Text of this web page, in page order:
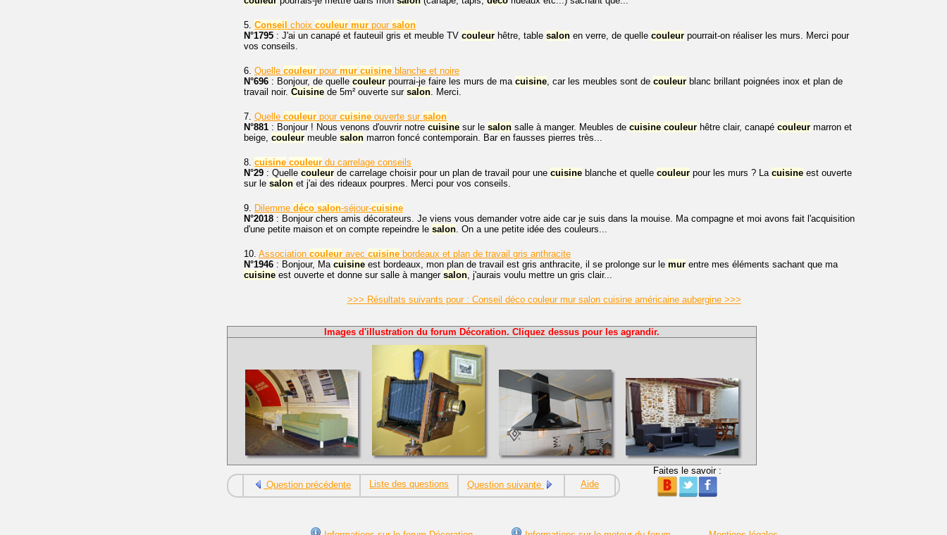
5. Conseil choix couleur mur pour salon
N°1795 : J'ai un canapé et fauteuil gris et meuble TV couleur hêtre, table salon en verre, de quelle couleur pourrait-on réaliser les murs. Merci pour
vos conseils.
6. Quelle couleur pour mur cuisine blanche et noire
N°696 : Bonjour, de quelle couleur pourrai-je faire les murs de ma cuisine, car les meubles sont de couleur blanc brillant poignées inox et plan de
travail noir. Cuisine de 5m² ouverte sur salon. Merci.
7. Quelle couleur pour cuisine ouverte sur salon
N°881 : Bonjour ! Nous venons d'ouvrir notre cuisine sur le salon salle à manger. Meubles de cuisine couleur hêtre clair, canapé couleur marron et
beige, couleur meuble salon marron foncé contemporain. Bar en fausses pierres très...
8. cuisine couleur du carrelage conseils
N°29 : Quelle couleur de carrelage choisir pour un plan de travail pour une cuisine blanche et quelle couleur pour les murs ? La cuisine est ouverte
sur le salon et j'ai des rideaux pourpres. Merci pour vos conseils.
9. Dilemme déco salon-séjour-cuisine
N°2018 : Bonjour chers amis décorateurs. Je viens vous demander votre aide car je suis dans la mouise. Ma compagne et moi avons fait l'acquisition
d'une petite maison et on compte repeindre le salon. On a une petite idée des couleurs...
10. Association couleur avec cuisine bordeaux et plan de travail gris anthracite
N°1946 : Bonjour, Ma cuisine est bordeaux, mon plan de travail est gris anthracite, il se prolonge sur le mur entre mes éléments sachant que ma
cuisine est ouverte et donne sur salle à manger salon, j'aurais voulu mettre un gris clair...
>>> Résultats suivants pour : Conseil déco couleur mur salon cuisine américaine aubergine >>>
Images d'illustration du forum Décoration. Cliquez dessus pour les agrandir.
Question précédente Liste des questions Question suivante Aide
Faites le savoir :